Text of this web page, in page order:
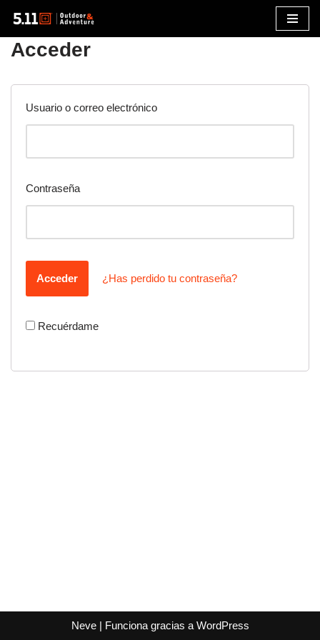
Saltar
al
Acceder
Usuario o correo electrónico
Contraseña
¿Has perdido tu contraseña?
Recuérdame
Neve| Funciona gracias a WordPress